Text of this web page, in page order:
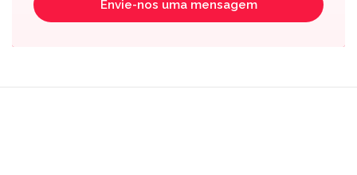
Envie-nos uma mensagem